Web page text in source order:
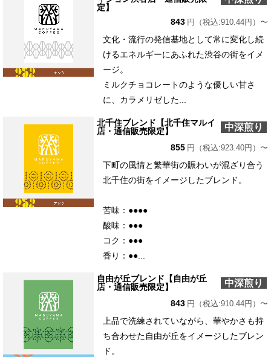
定】
843 円（税込:910.44円）〜
文化・流行の発信基地として常に変化し続
けるエネルギーにあふれた渋谷の街をイメ
ージ。
ミルクチョコレートのような優しい甘さ
に、カラメリゼした...
北千住ブレンド【北千住マルイ
店・通信販売限定】
中深煎り
855 円（税込:923.40円）〜
下町の風情と繁華街の賑わいが混ざり合う
北千住の街をイメージしたブレンド。
苦味：●●●●
酸味：●●●
コク：●●●
香り：●●...
自由が丘ブレンド【自由が丘
店・通信販売限定】
中深煎り
843 円（税込:910.44円）〜
上品で洗練されていながら、華やかさも持
ち合わせた自由が丘をイメージしたブレン
ド。